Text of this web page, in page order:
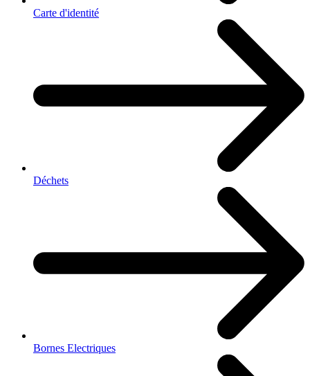
Carte d'identité
Déchets
Bornes Electriques